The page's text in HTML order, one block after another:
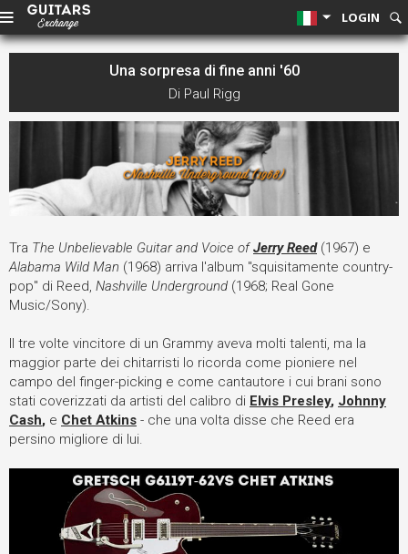
LOGIN
Una sorpresa di fine anni '60
Di Paul Rigg
Tra The Unbelievable Guitar and Voice ofJerry Reed(1967) e
Alabama Wild Man (1968) arriva l'album "squisitamente country-
pop" di Reed, Nashville Underground (1968; Real Gone
Music/Sony).
Il tre volte vincitore di un Grammy aveva molti talenti, ma la
maggior parte dei chitarristi lo ricorda come pioniere nel
campo del finger-picking e come cantautore i cui brani sono
stati coverizzati da artisti del calibro di Elvis Presley, Johnny
Cash, e Chet Atkins - che una volta disse che Reed era
persino migliore di lui.